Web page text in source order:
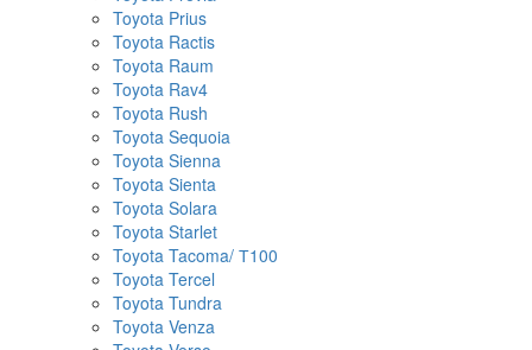
Toyota Prius
Toyota Ractis
Toyota Raum
Toyota Rav4
Toyota Rush
Toyota Sequoia
Toyota Sienna
Toyota Sienta
Toyota Solara
Toyota Starlet
Toyota Tacoma/ Т100
Toyota Tercel
Toyota Tundra
Toyota Venza